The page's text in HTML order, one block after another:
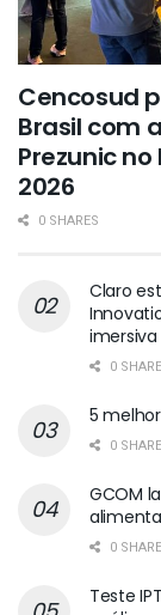
Cencosud
Brasil com
Prezunic
2026
0 SHARES
Claro
0
5
0
GCOM
0
Teste